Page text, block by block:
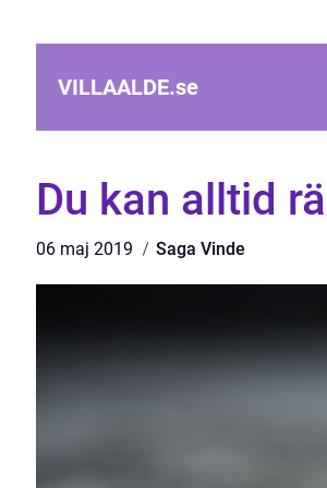
VILLAALDE.se
Du kan alltid
06 maj 2019 Saga Vinde